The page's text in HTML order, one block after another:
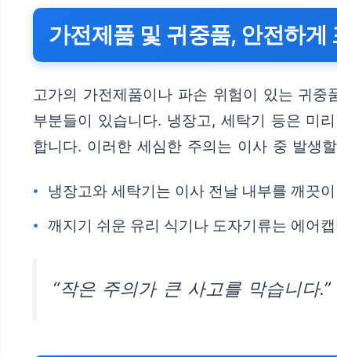
가전제품 및 귀중품, 안전하게
고가의 가전제품이나 파손 위험이 있는 귀
부분들이 있습니다. 냉장고, 세탁기 등은 미
합니다. 이러한 세심한 주의는 이사 중 발생
냉장고와 세탁기는 이사 전날 내부를 깨끗
깨지기 쉬운 유리 식기나 도자기류는 에어
“작은 주의가 큰 사고를 막습니다.”